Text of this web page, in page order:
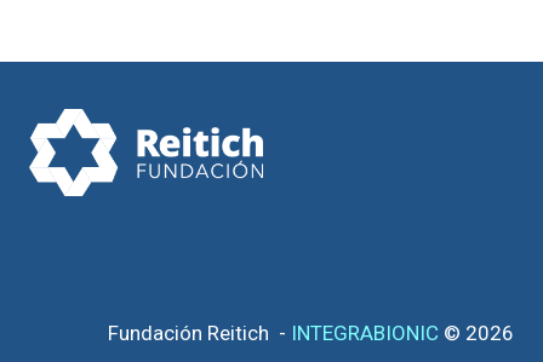
Fundación Reitich - INTEGRABIONIC © 2026